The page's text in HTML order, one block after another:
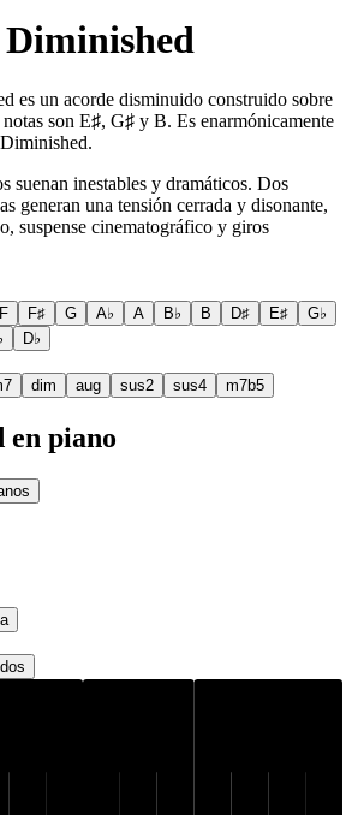
es un acorde disminuido construido sobre
son E♯, G♯ y B. Es enarmónicamente
suenan inestables y dramáticos. Dos
generan una tensión cerrada y disonante,
suspense cinematográfico y giros
F F♯ G A♭ A B♭ B D♯ E♯
G♭
D♭
dim aug sus2 sus4 m7b5
en piano